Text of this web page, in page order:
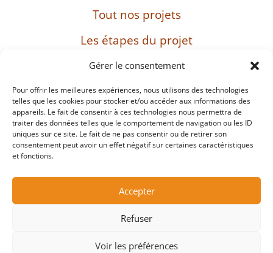
Gérer le consentement
Pour offrir les meilleures expériences, nous utilisons des technologies
telles que les cookies pour stocker et/ou accéder aux informations des
appareils. Le fait de consentir à ces technologies nous permettra de
traiter des données telles que le comportement de navigation ou les ID
uniques sur ce site. Le fait de ne pas consentir ou de retirer son
consentement peut avoir un effet négatif sur certaines caractéristiques
et fonctions.
Accepter
Refuser
Voir les préférences
Tout nos projets
Les étapes du projet
L’entreprise
SIRET : 482 897 469 00037 – Capital : 8 000 euros
– TVA intracommunautaire : FR38482897469
Protection des données personnelles et cookies